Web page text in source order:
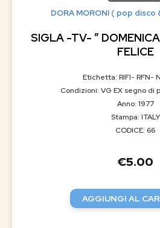
DORA MORONI ( pop
SIGLA -TV- ”
FELICE
Etichetta: RIFI- RFN-
Condizioni: VG EX segno di
Anno: 1977
Stampa: ITALY
CODICE: 66
€5.00
AGGIUNGI AL